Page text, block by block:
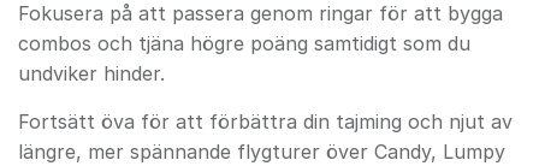
Fokusera på att passera genom ringar för att bygga
combos och tjäna högre poäng samtidigt som du
undviker hinder.
Fortsätt öva för att förbättra din tajming och njut av
längre, mer spännande flygturer över Candy, Lumpy